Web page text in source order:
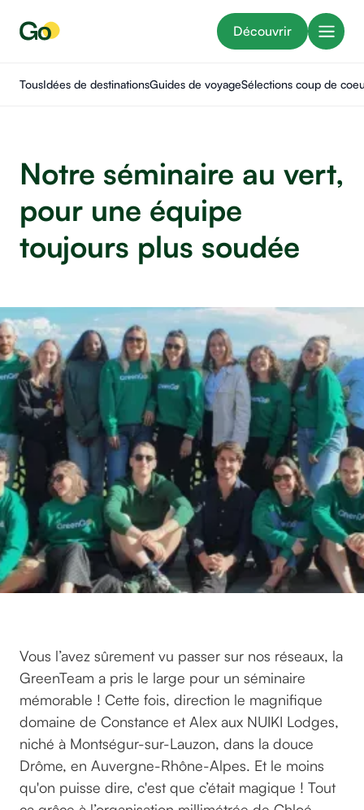
Découvrir
TousIdées de destinationsGuides de voyageSélections coup de
Notre séminaire au vert,
pour une équipe
toujours plus soudée
Vous l’avez sûrement vu passer sur nos réseaux, la
GreenTeam a pris le large pour un séminaire
mémorable ! Cette fois, direction le magnifique
domaine de Constance et Alex aux NUIKI Lodges,
niché à Montségur-sur-Lauzon, dans la douce
Drôme, en Auvergne-Rhône-Alpes. Et le moins
qu'on puisse dire, c'est que c’était magique ! Tout